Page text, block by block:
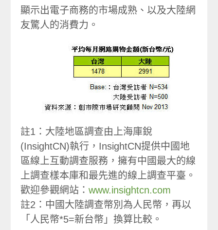
顯示出電子商務的市場成熟、以及大陸網
友驚人的消費力。
註1：大陸地區調查由上海庫銳
(InsightCN)執行，InsightCN提供中國地
區線上互動調查服務，擁有中國最大的線
上調查樣本庫和最先進的線上調查平臺。
歡迎參觀網站：www.insightcn.com
註2：中國大陸調查幣別為人民幣，再以
「人民幣*5=新台幣」換算比較。